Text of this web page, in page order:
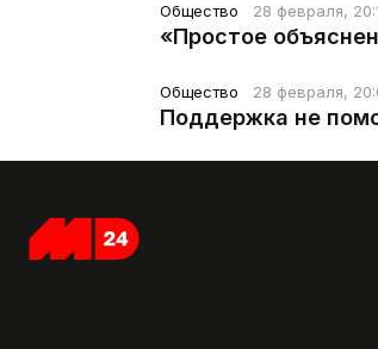
Общество 28 февраля,
«Простое
Общество 28 февраля,
Поддержка не